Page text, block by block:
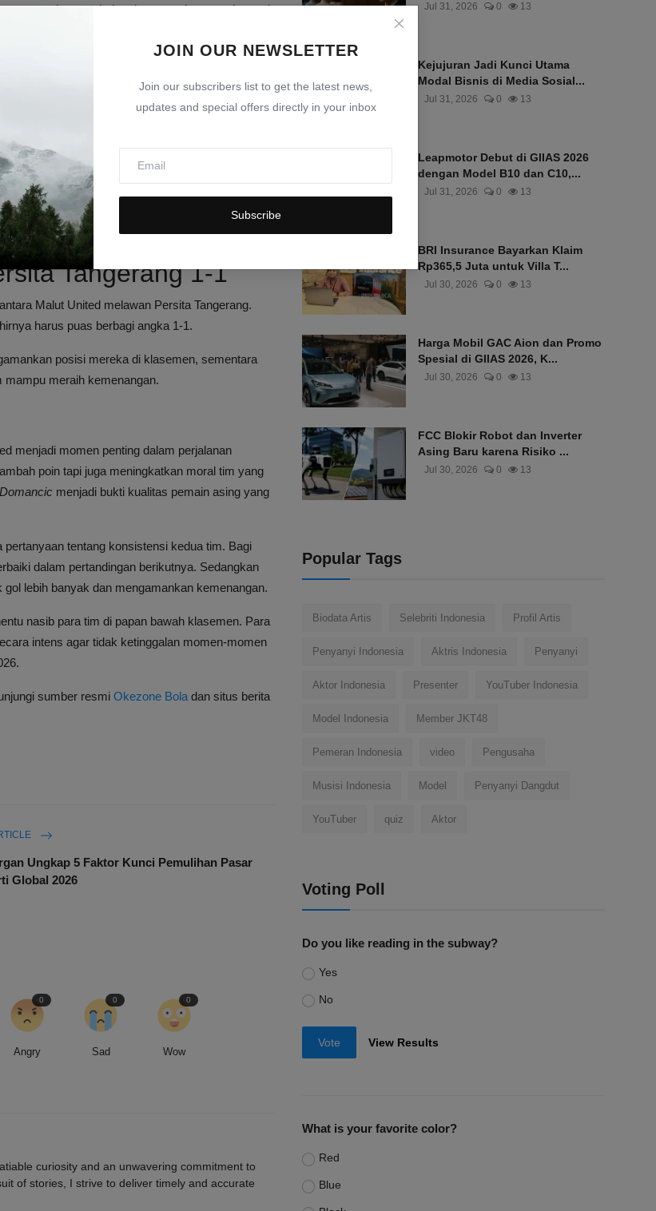
JOIN OUR NEWSLETTER
Join our subscribers list to get the latest news,
updates and special offers directly in your inbox
Subscribe
mencoba membalas dengan peluang pada menit
gawang.
tim masih mencari celah terbaik untuk
gol dari Luka Domancic yang membawa
Persis dalam usaha mereka menghindari
pertandingan, namun pertahanan solid Persis
Persis Solo 1-0, yang memberikan angin
Tangerang 1-1
Malut United melawan Persita Tangerang.
harus puas berbagi angka 1-1.
posisi mereka di klasemen, sementara
mampu meraih kemenangan.
menjadi momen penting dalam perjalanan
poin tapi juga meningkatkan moral tim yang
menjadi bukti kualitas pemain asing yang
tentang konsistensi kedua tim. Bagi
dalam pertandingan berikutnya. Sedangkan
lebih banyak dan mengamankan kemenangan.
nasib para tim di papan bawah klasemen. Para
intens agar tidak ketinggalan momen-momen
sumber resmi Okezone Bola dan situs berita
Ungkap 5 Faktor Kunci Pemulihan Pasar
Global 2026
Angry
0
Sad
0
Wow
0
curiosity and an unwavering commitment to
of stories, I strive to deliver timely and accurate
Jul 31, 2026 0 13
Kejujuran Jadi Kunci Utama
Modal Bisnis di Media Sosial...
Jul 31, 2026 0 13
Leapmotor Debut di GIIAS 2026
dengan Model B10 dan C10,...
Jul 31, 2026 0 13
BRI Insurance Bayarkan Klaim
Rp365,5 Juta untuk Villa T...
Jul 30, 2026 0 13
Harga Mobil GAC Aion dan Promo
Spesial di GIIAS 2026, K...
Jul 30, 2026 0 13
FCC Blokir Robot dan Inverter
Asing Baru karena Risiko ...
Jul 30, 2026 0 13
Popular Tags
Biodata Artis Selebriti Indonesia Profil Artis
Penyanyi Indonesia Aktris Indonesia Penyanyi
Aktor Indonesia Presenter YouTuber Indonesia
Model Indonesia Member JKT48
Pemeran Indonesia video Pengusaha
Musisi Indonesia Model Penyanyi Dangdut
YouTuber quiz Aktor
Voting Poll
Do you like reading in the subway?
Yes
No
Vote View Results
What is your favorite color?
Red
Blue